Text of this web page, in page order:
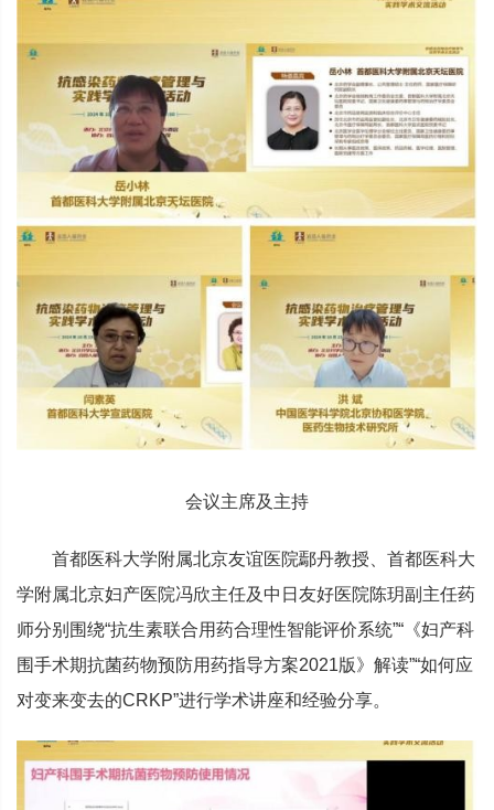
会议主席及主持
首都医科大学附属北京友谊医院鄢丹教授、首都医科大
学附属北京妇产医院冯欣主任及中日友好医院陈玥副主任药
师分别围绕“抗生素联合用药合理性智能评价系统”“《妇产科
围手术期抗菌药物预防用药指导方案2021版》解读”“如何应
对变来变去的CRKP”进行学术讲座和经验分享。